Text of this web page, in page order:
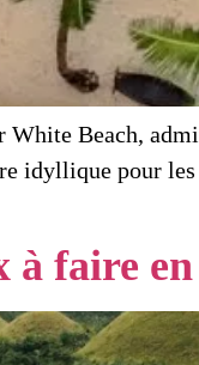
Beach,
pour les
à faire